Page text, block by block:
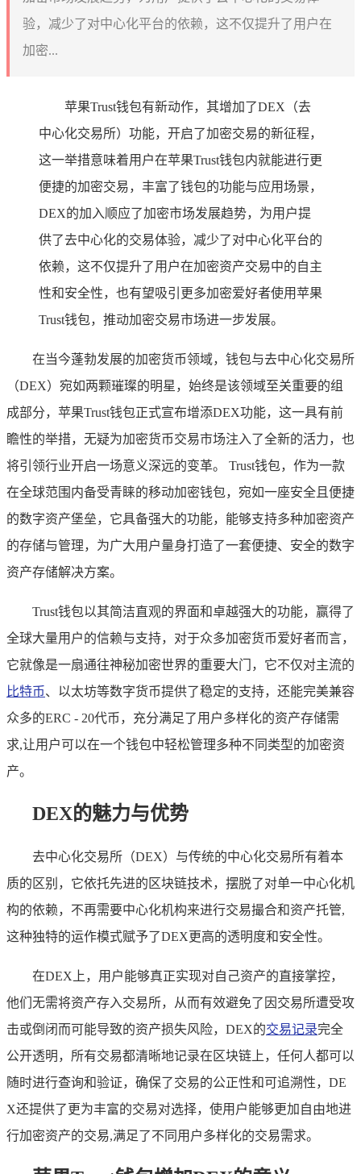
验，减少了对中心化平台的依赖，这不仅提升了用户在
加密...
苹果Trust钱包有新动作，其增加了DEX（去
中心化交易所）功能，开启了加密交易的新征程，
这一举措意味着用户在苹果Trust钱包内就能进行更
便捷的加密交易，丰富了钱包的功能与应用场景，
DEX的加入顺应了加密市场发展趋势，为用户提
供了去中心化的交易体验，减少了对中心化平台的
依赖，这不仅提升了用户在加密资产交易中的自主
性和安全性，也有望吸引更多加密爱好者使用苹果
Trust钱包，推动加密交易市场进一步发展。
在当今蓬勃发展的加密货币领域，钱包与去中心化交易所
（DEX）宛如两颗璀璨的明星，始终是该领域至关重要的组
成部分，苹果Trust钱包正式宣布增添DEX功能，这一具有前
瞻性的举措，无疑为加密货币交易市场注入了全新的活力，也
将引领行业开启一场意义深远的变革。 Trust钱包，作为一款
在全球范围内备受青睐的移动加密钱包，宛如一座安全且便捷
的数字资产堡垒，它具备强大的功能，能够支持多种加密资产
的存储与管理，为广大用户量身打造了一套便捷、安全的数字
资产存储解决方案。
Trust钱包以其简洁直观的界面和卓越强大的功能，赢得了
全球大量用户的信赖与支持，对于众多加密货币爱好者而言，
它就像是一扇通往神秘加密世界的重要大门，它不仅对主流的
比特币、以太坊等数字货币提供了稳定的支持，还能完美兼容
众多的ERC - 20代币，充分满足了用户多样化的资产存储需
求,让用户可以在一个钱包中轻松管理多种不同类型的加密资
产。
DEX的魅力与优势
去中心化交易所（DEX）与传统的中心化交易所有着本
质的区别，它依托先进的区块链技术，摆脱了对单一中心化机
构的依赖，不再需要中心化机构来进行交易撮合和资产托管,
这种独特的运作模式赋予了DEX更高的透明度和安全性。
在DEX上，用户能够真正实现对自己资产的直接掌控，
他们无需将资产存入交易所，从而有效避免了因交易所遭受攻
击或倒闭而可能导致的资产损失风险，DEX的交易记录完全
公开透明，所有交易都清晰地记录在区块链上，任何人都可以
随时进行查询和验证，确保了交易的公正性和可追溯性，DE
X还提供了更为丰富的交易对选择，使用户能够更加自由地进
行加密资产的交易,满足了不同用户多样化的交易需求。